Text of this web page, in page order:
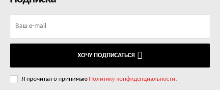
ХОЧУ ПОДПИСАТЬСЯ
Я прочитал о принимаю Политику конфиденциальности.